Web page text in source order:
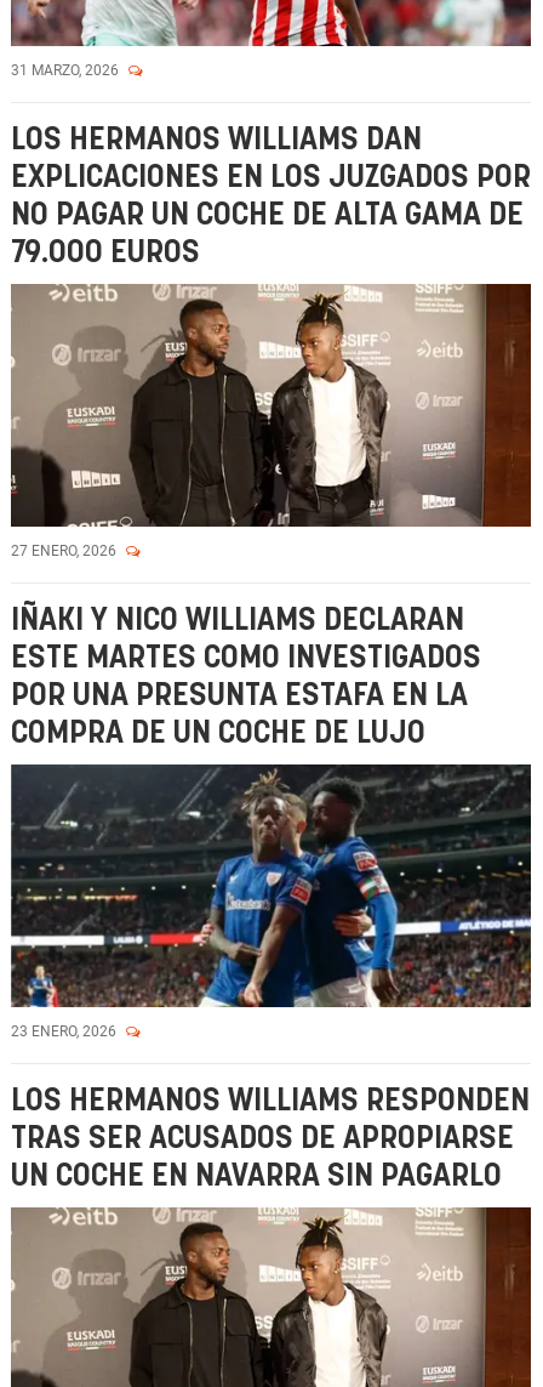
31 MARZO, 2026
LOS HERMANOS WILLIAMS DAN
EXPLICACIONES EN LOS JUZGADOS POR
NO PAGAR UN COCHE DE ALTA GAMA DE
79.000 EUROS
27 ENERO, 2026
IÑAKI Y NICO WILLIAMS DECLARAN
ESTE MARTES COMO INVESTIGADOS
POR UNA PRESUNTA ESTAFA EN LA
COMPRA DE UN COCHE DE LUJO
23 ENERO, 2026
LOS HERMANOS WILLIAMS RESPONDEN
TRAS SER ACUSADOS DE APROPIARSE
UN COCHE EN NAVARRA SIN PAGARLO